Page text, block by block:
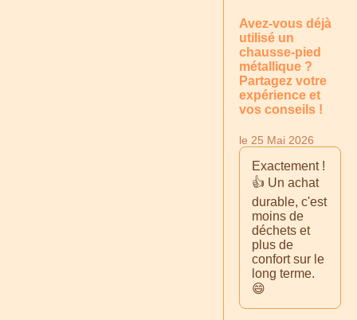
Avez-vous déjà
utilisé un
chausse-pied
métallique ?
Partagez votre
expérience et
vos conseils !
le 25 Mai 2026
Exactement !
👍 Un achat
durable, c'est
moins de
déchets et
plus de
confort sur le
long terme.
😄